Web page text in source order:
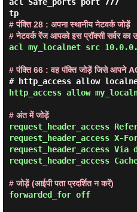
tp
# पंक्ति 28 : अपना स्थानीय नेटवर्क जोड़ें
# नेटवर्क रेंज आपको इस प्रॉक्सी सर्वर का
acl my_localnet src
# पंक्ति 66 : वह पंक्ति जोड़ें जिसे आपने
http_access allow
# अंत में जोड़ें
request_header_access
request_header_access X-
request_header_access Via
request_header_access
# जोड़ें (आईपी पता प्रदर्शित न करें)
forwarded_for off